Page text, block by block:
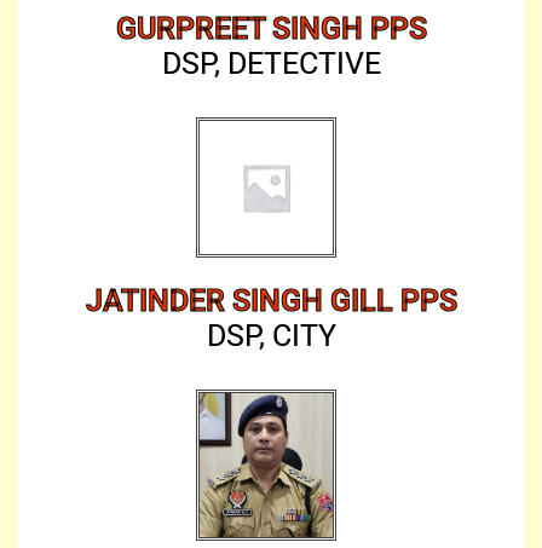
GURPREET SINGH PPS
DSP, DETECTIVE
JATINDER SINGH GILL PPS
DSP, CITY